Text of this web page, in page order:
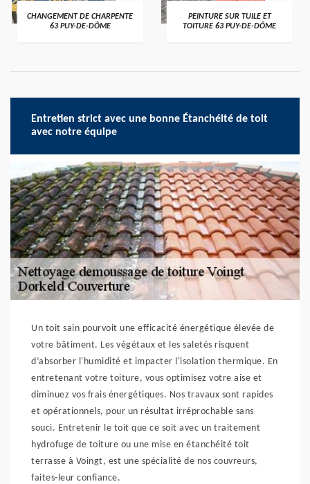
CHANGEMENT DE CHARPENTE
63 PUY-DE-DÔME
PEINTURE SUR TUILE ET
TOITURE 63 PUY-DE-DÔME
Entretien strict avec une bonne Étanchéité de toit
avec notre équipe
Un toit sain pourvoit une efficacité énergétique élevée de
votre bâtiment. Les végétaux et les saletés risquent
d’absorber l'humidité et impacter l'isolation thermique. En
entretenant votre toiture, vous optimisez votre aise et
diminuez vos frais énergétiques. Nos travaux sont rapides
et opérationnels, pour un résultat irréprochable sans
souci. Entretenir le toit que ce soit avec un traitement
hydrofuge de toiture ou une mise en étanchéité toit
terrasse à Voingt, est une spécialité de nos couvreurs,
faites-leur confiance.